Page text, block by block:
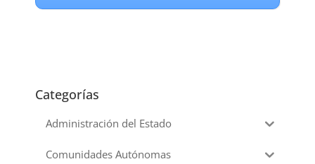
Categorías
Administración del Estado
Comunidades Autónomas